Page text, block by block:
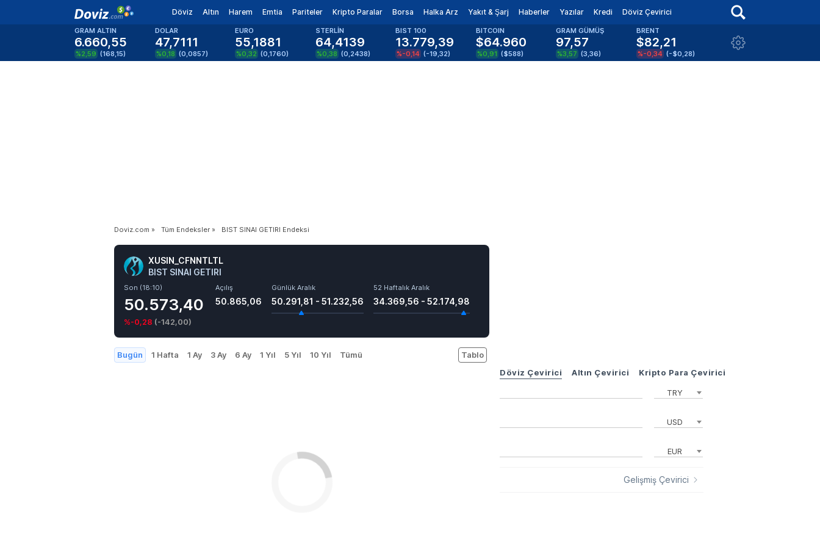
Döviz Altın Harem Emtia Pariteler Kripto Paralar Borsa Halka Arz Yakıt & Şarj Haberler Yazılar Kredi Döviz Çevirici
GRAM ALTIN
6.660,55
%2,59 (168,15)
DOLAR
47,7111
%0,18 (0,0857)
EURO
55,1881
%0,32 (0,1760)
STERLİN
64,4139
%0,38 (0,2438)
BIST 100
13.779,39
%-0,14 (-19,32)
BITCOIN
$64.960
%0,91 ($588)
GRAM GÜMÜŞ
97,57
%3,57 (3,36)
BRENT
$82,21
%-0,34 (-$0,28)
Doviz.com » Tüm Endeksler » BIST SINAI GETIRI Endeksi
XUSIN_CFNNTLTL
BIST SINAI GETIRI
Son (18:10)
50.573,40
%-0,28 (-142,00)
Açılış
50.865,06
Günlük Aralık
50.291,81 - 51.232,56
52 Haftalık Aralık
34.369,56 - 52.174,98
Bugün 1 Hafta 1 Ay 3 Ay 6 Ay 1 Yıl 5 Yıl 10 Yıl Tümü Tablo
Döviz Çevirici Altın Çevirici Kripto Para Çevirici
TRY
USD
EUR
Gelişmiş Çevirici